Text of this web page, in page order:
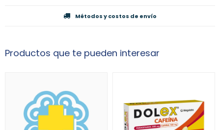
Métodos y costos de envío
Productos que te pueden interesar